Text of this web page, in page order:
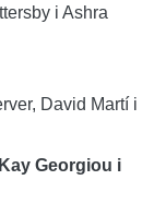
i Ashra
David Martí i
Georgiou i